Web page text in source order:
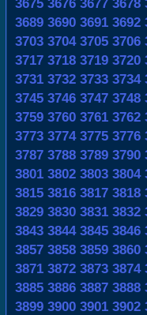
3675 3676 3677 3678
3689 3690 3691 3692
3703 3704 3705 3706
3717 3718 3719 3720
3731 3732 3733 3734
3745 3746 3747 3748
3759 3760 3761 3762
3773 3774 3775 3776
3787 3788 3789 3790
3801 3802 3803 3804
3815 3816 3817 3818
3829 3830 3831 3832
3843 3844 3845 3846
3857 3858 3859 3860
3871 3872 3873 3874
3885 3886 3887 3888
3899 3900 3901 3902